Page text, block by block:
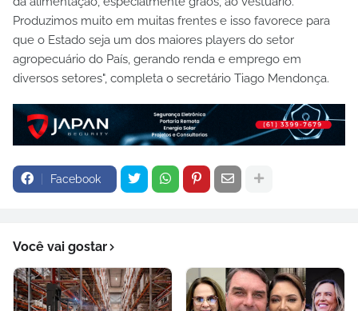
Produzimos muito em muitas frentes e isso favorece para
que o Estado seja um dos maiores players do setor
agropecuário do País, gerando renda e emprego em
diversos setores", completa o secretário Tiago Mendonça.
Facebook
Você vai gostar